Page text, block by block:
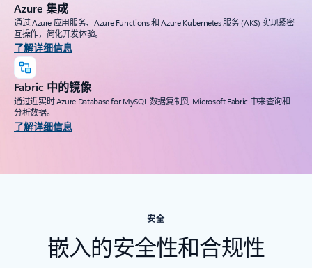
Azure 集成
通过 Azure 应用服务、Azure Functions 和 Azure Kubernetes 服务 (AKS) 实现紧密
互操作，简化开发体验。
了解详细信息
Fabric 中的镜像
通过近实时 Azure Database for MySQL 数据复制到 Microsoft Fabric 中来查询和
分析数据。
了解详细信息
安全
嵌入的安全性和合规性